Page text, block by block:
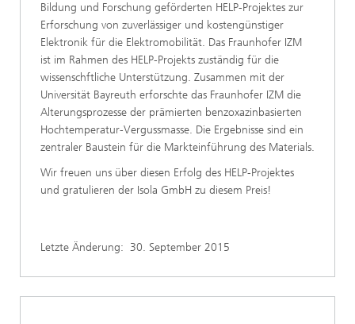
Bildung und Forschung geförderten HELP-Projektes zur
Erforschung von zuverlässiger und kostengünstiger
Elektronik für die Elektromobilität. Das Fraunhofer IZM
ist im Rahmen des HELP-Projekts zuständig für die
wissenschftliche Unterstützung. Zusammen mit der
Universität Bayreuth erforschte das Fraunhofer IZM die
Alterungsprozesse der prämierten benzoxazinbasierten
Hochtemperatur-Vergussmasse. Die Ergebnisse sind ein
zentraler Baustein für die Markteinführung des Materials.
Wir freuen uns über diesen Erfolg des HELP-Projektes
und gratulieren der Isola GmbH zu diesem Preis!
Letzte Änderung: 30. September 2015